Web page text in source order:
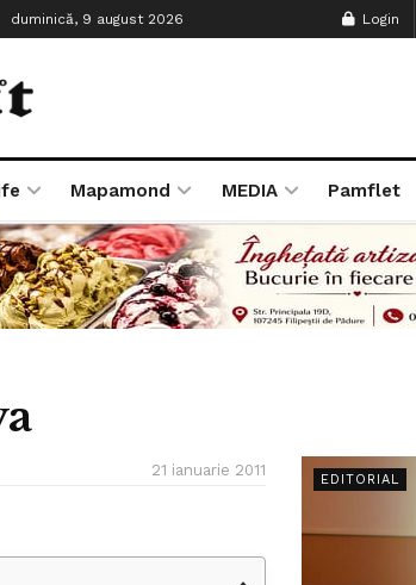
duminică, 9 august 2026 Login
Mapamond MEDIA Pamflet
21 ianuarie 2011
EDITORIAL